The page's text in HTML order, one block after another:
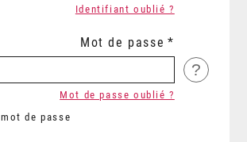
Identifiant oublié ?
Mot de passe
?
mot de passe
Mot de passe oublié ?